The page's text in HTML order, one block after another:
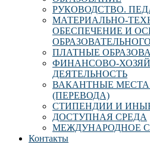
РУКОВОДСТВО.
МАТЕРИАЛЬНО-
ОБЕСПЕЧЕНИЕ И
ПЛАТНЫЕ
ФИНАНСОВО-
ДЕЯТЕЛЬНОСТЬ
ВАКАНТНЫЕ
(ПЕРЕВОДА)
СТИПЕНДИИ И
ДОСТУПНАЯ СРЕДА
МЕЖДУНАРОДНОЕ
Контакты